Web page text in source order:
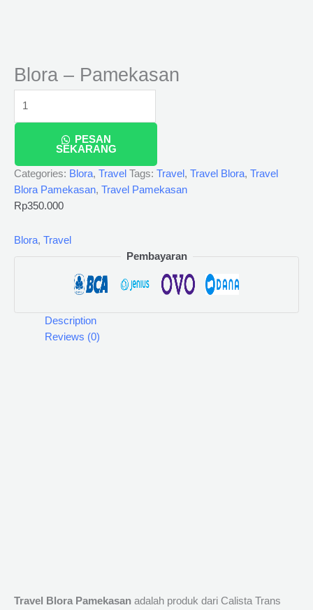
Blora – Pamekasan
PESAN
SEKARANG
Categories: Blora, Travel Tags: Travel , Travel Blora, Travel
Blora Pamekasan, Travel Pamekasan
Rp350.000
Blora, Travel
Pembayaran
Description
Reviews (0)
Travel Blora Pamekasan adalah produk dari Calista Trans